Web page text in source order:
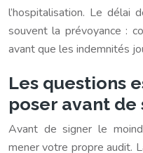
l’hospitalisation. Le délai
souvent la prévoyance :
avant que les indemnités
Les questions
poser avant de
Avant de signer le
mener votre propre audit.